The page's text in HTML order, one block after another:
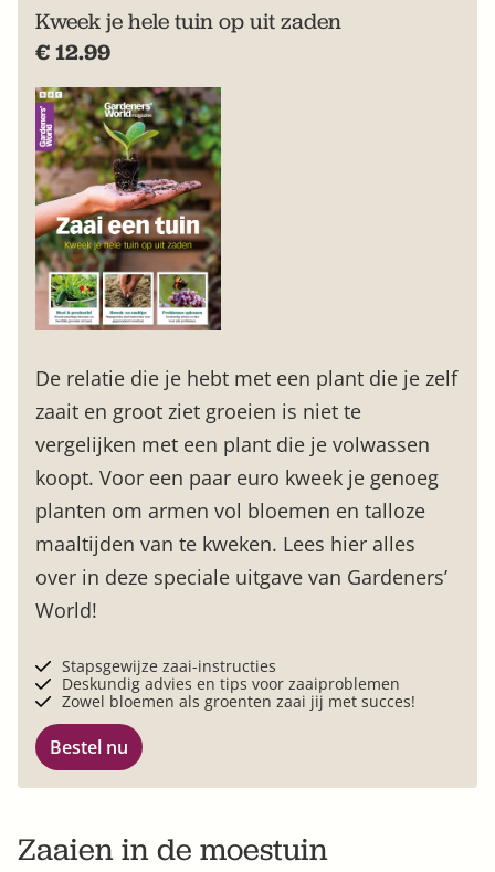
Kweek je hele tuin op uit zaden
€ 12.99
De relatie die je hebt met een plant die je zelf
zaait en groot ziet groeien is niet te
vergelijken met een plant die je volwassen
koopt. Voor een paar euro kweek je genoeg
planten om armen vol bloemen en talloze
maaltijden van te kweken. Lees hier alles
over in deze speciale uitgave van Gardeners’
World!
Stapsgewijze zaai-instructies
Deskundig advies en tips voor zaaiproblemen
Zowel bloemen als groenten zaai jij met succes!
Bestel nu
Zaaien in de moestuin